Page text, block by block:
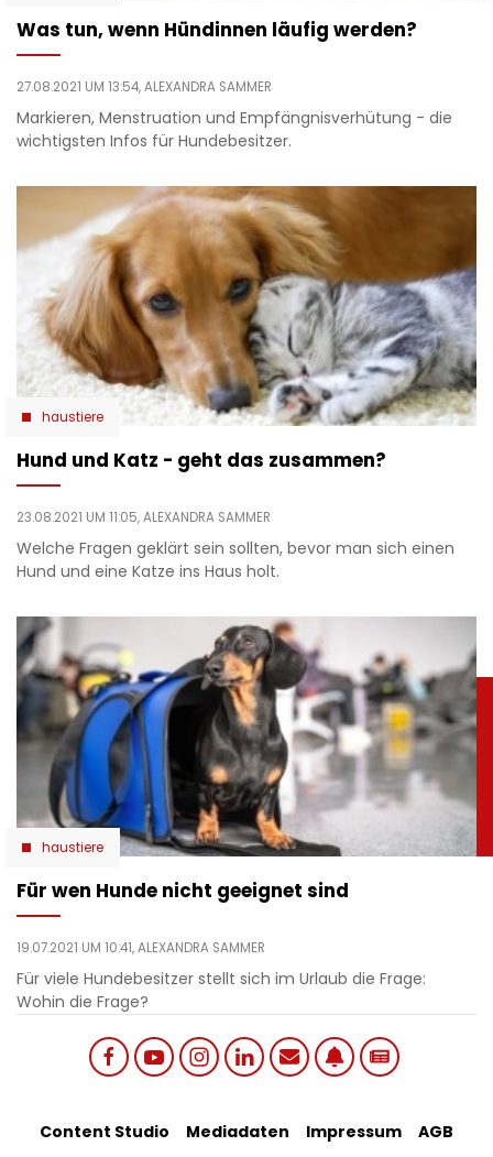
Was tun, wenn Hündinnen läufig werden?
27.08.2021 UM 13:54,ALEXANDRA SAMMER
Markieren, Menstruation und Empfängnisverhütung - die
wichtigsten Infos für Hundebesitzer.
haustiere
Hund und Katz - geht das zusammen?
23.08.2021 UM 11:05,ALEXANDRA SAMMER
Welche Fragen geklärt sein sollten, bevor man sich einen
Hund und eine Katze ins Haus holt.
haustiere
Für wen Hunde nicht geeignet sind
19.07.2021 UM 10:41,ALEXANDRA SAMMER
Für viele Hundebesitzer stellt sich im Urlaub die Frage:
Wohin die Frage?
Footer
Content Studio Mediadaten Impressum AGB